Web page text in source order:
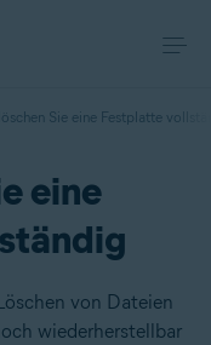
Sie eine Festplatte
eine
von Dateien
wiederherstellbar